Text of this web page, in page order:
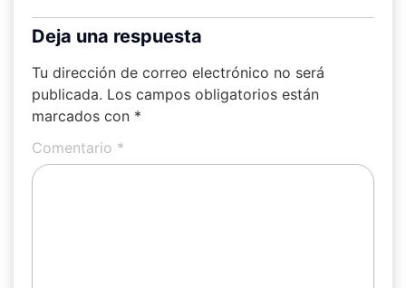
Deja una respuesta
Tu dirección de correo electrónico no será
publicada. Los campos obligatorios están
marcados con *
Comentario *